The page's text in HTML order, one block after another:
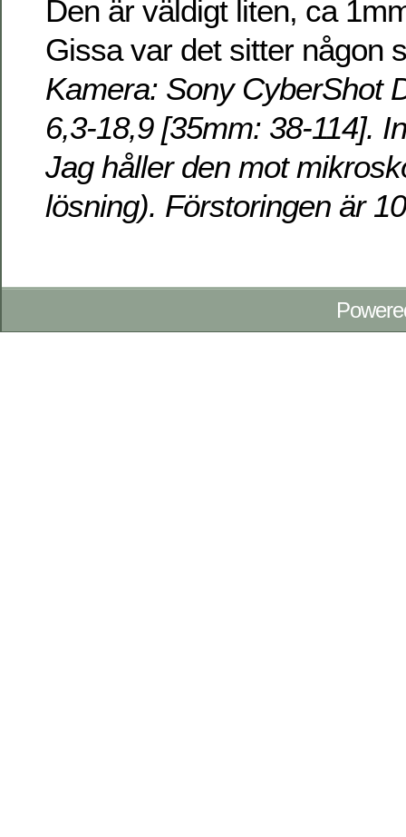
Den är väldigt liten, ca
Gissa var det sitter någon
Kamera: Sony CyberShot
6,3-18,9 [35mm: 38-114].
Jag håller den mot
lösning). Förstoringen är